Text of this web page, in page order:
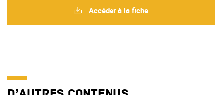
Accéder à la fiche